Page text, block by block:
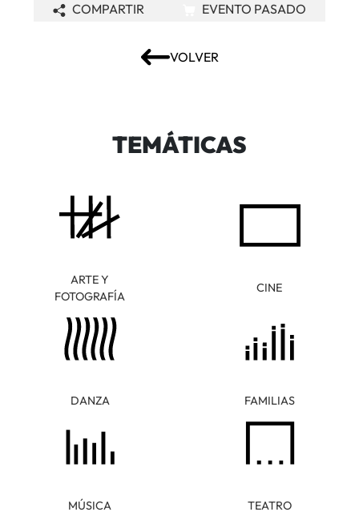
VOLVER
COMPARTIR EVENTO PASADO
TEMÁTICAS
ARTE Y
FOTOGRAFÍA
CINE
DANZA FAMILIAS
MÚSICA TEATRO